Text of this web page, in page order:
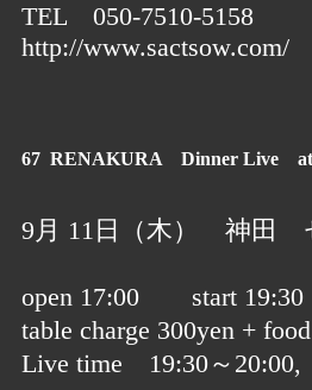
TEL 050-7510-5158
http://www.sactsow.com/
67 RENAKURA Dinner Live
9月 11日（木） 神田
open 17:00 start 19:30
table charge 300yen +
Live time 19:30～